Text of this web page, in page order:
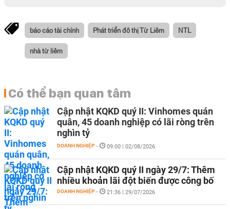
báo cáo tài chính Phát triển đô thị Từ Liêm NTL
nhà từ liêm
Có thể bạn quan tâm
Cập nhật KQKD quý II: Vinhomes quán
quân, 45 doanh nghiệp có lãi ròng trên
nghìn tỷ
DOANH NGHIỆP - 09:00 | 02/08/2026
Cập nhật KQKD quý II ngày 29/7: Thêm
nhiều khoản lãi đột biến được công bố
DOANH NGHIỆP - 21:36 | 29/07/2026